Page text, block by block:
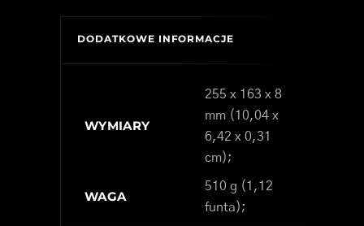
DODATKOWE INFORMACJE
WYMIARY
255 x 163 x 8
mm (10,04 x
6,42 x 0,31
cm);
WAGA
510 g (1,12
funta);